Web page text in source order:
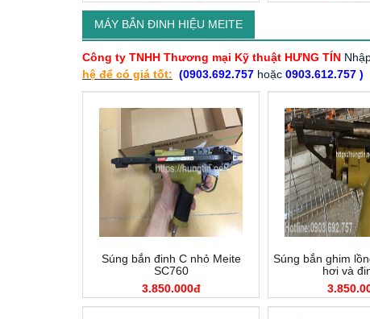
MÁY BẮN ĐINH HIỆU MEITE
Công ty TNHH Thương mại Kỹ thuật HƯNG TÍN
hệ để có giá tốt: (0903.692.757 hoặc 0903.612.757 )
Súng bắn đinh C nhỏ Meite
SC760
3.850.000đ
Súng bắn ghim
hơi và